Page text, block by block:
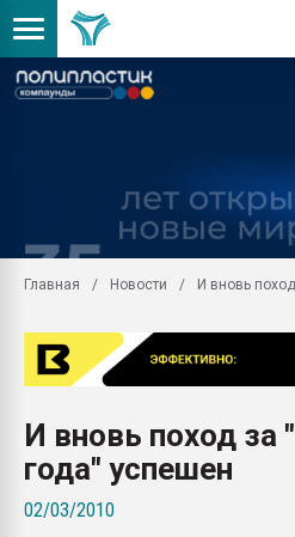
Главная Новости И вновь
И вновь поход за
года" успешен
02/03/2010